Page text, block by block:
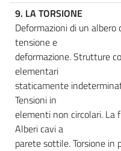
9. LA TORSIONE
Deformazioni di un
tensione e
deformazione. Strutture
elementari
staticamente
Tensioni in
elementi non circolari. La
Alberi cavi a
parete sottile. Torsione in